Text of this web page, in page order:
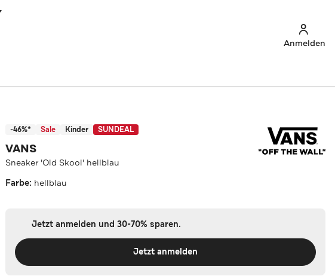
Anmelden
-46%* Sale Kinder SUNDEAL
VANS
Sneaker 'Old Skool' hellblau
Farbe: hellblau
Jetzt anmelden und 30-70% sparen.
Jetzt anmelden